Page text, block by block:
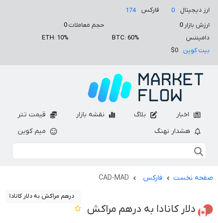
ارز دیجیتال 0 فارکس
174
ارزش بازار0 حجم معاملات0
دامیننس
BTC: 60%
ETH: 10%
بیت کوین
$0
اخبار بلاگ نقشه بازار
قیمت تتر
هشدار نهنگ
میم کوین
صفحه نخست فارکس CAD-MAD
درهم مراکش به دلار کانادا
دلار کانادا به درهم مراکش